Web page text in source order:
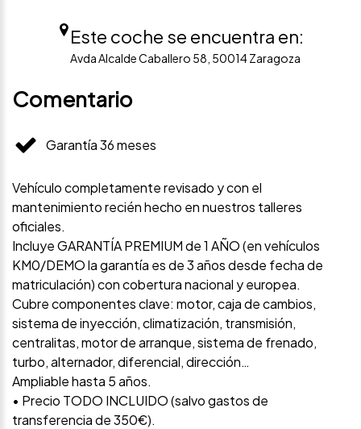
Este coche se encuentra en:
Avda Alcalde Caballero 58, 50014 Zaragoza
Comentario
Garantía 36 meses
Vehículo completamente revisado y con el
mantenimiento recién hecho en nuestros talleres
oficiales.
Incluye GARANTÍA PREMIUM de 1 AÑO (en vehículos
KM0/DEMO la garantía es de 3 años desde fecha de
matriculación) con cobertura nacional y europea.
Cubre componentes clave: motor, caja de cambios,
sistema de inyección, climatización, transmisión,
centralitas, motor de arranque, sistema de frenado,
turbo, alternador, diferencial, dirección…
Ampliable hasta 5 años.
• Precio TODO INCLUIDO (salvo gastos de
transferencia de 350€).